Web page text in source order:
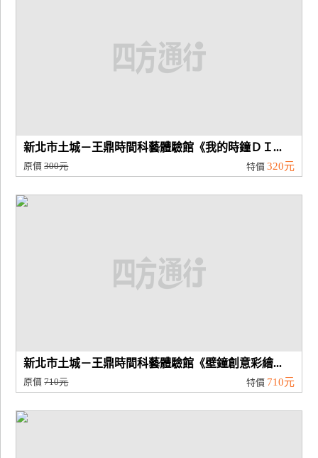
新北市土城－王鼎時間科藝體驗館《我的時鐘ＤＩ...
原價300元 特價 320元
新北市土城－王鼎時間科藝體驗館《壁鐘創意彩繪...
原價710元 特價 710元